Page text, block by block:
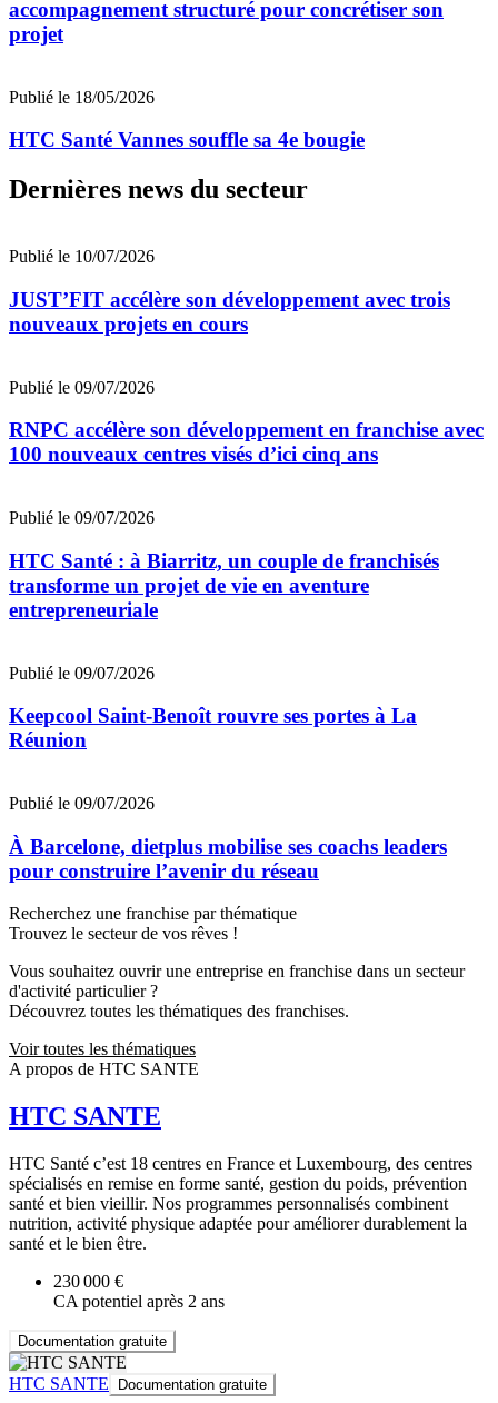
accompagnement structuré pour concrétiser son
projet
Publié le 18/05/2026
HTC Santé Vannes souffle sa 4e bougie
Dernières news du secteur
Publié le 10/07/2026
JUST’FIT accélère son développement avec trois
nouveaux projets en cours
Publié le 09/07/2026
RNPC accélère son développement en franchise avec
100 nouveaux centres visés d’ici cinq ans
Publié le 09/07/2026
HTC Santé : à Biarritz, un couple de franchisés
transforme un projet de vie en aventure
entrepreneuriale
Publié le 09/07/2026
Keepcool Saint-Benoît rouvre ses portes à La
Réunion
Publié le 09/07/2026
À Barcelone, dietplus mobilise ses coachs leaders
pour construire l’avenir du réseau
Recherchez une franchise par thématique
Trouvez le secteur de vos rêves !
Vous souhaitez ouvrir une entreprise en franchise dans un secteur
d'activité particulier ?
Découvrez toutes les thématiques des franchises.
Voir toutes les thématiques
A propos de HTC SANTE
HTC SANTE
HTC Santé c’est 18 centres en France et Luxembourg, des centres
spécialisés en remise en forme santé, gestion du poids, prévention
santé et bien vieillir. Nos programmes personnalisés combinent
nutrition, activité physique adaptée pour améliorer durablement la
santé et le bien être.
230 000 €
CA potentiel après 2 ans
Documentation gratuite
HTC SANTE Documentation gratuite